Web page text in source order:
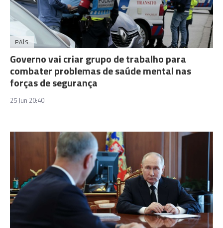
PAÍS
Governo vai criar grupo de trabalho para
combater problemas de saúde mental nas
forças de segurança
25 Jun 20:40